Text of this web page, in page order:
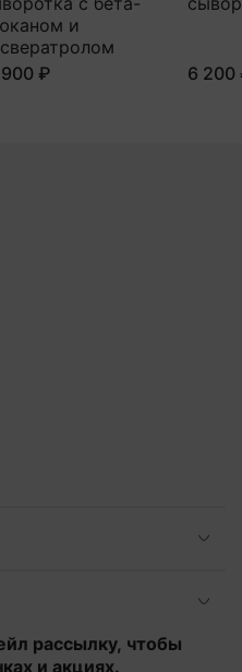
и
900 ₽
6 200
рассылку, чтобы
и акциях.